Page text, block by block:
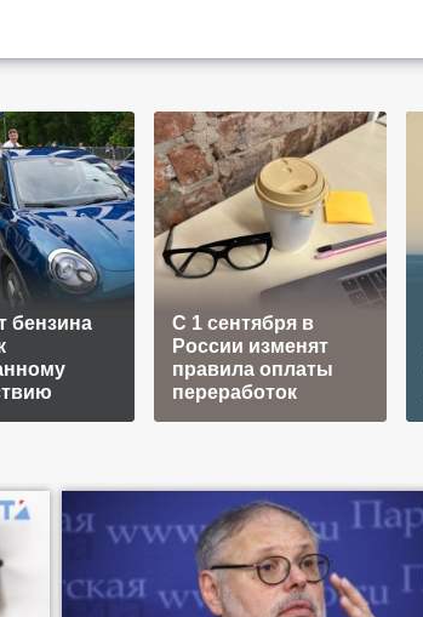
бензина
С 1 сентября в
России изменят
правила оплаты
переработок